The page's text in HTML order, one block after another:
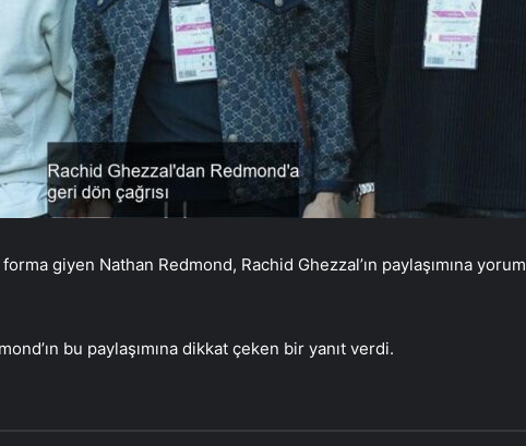
giyen Nathan Redmond, Rachid Ghezzal’ın paylaşımına yorum
bu paylaşımına dikkat çeken bir yanıt verdi.